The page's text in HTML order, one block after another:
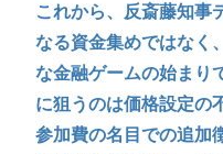
これから、反斎藤知事
なる資金集めではなく
な金融ゲームの始まり
に狙うのは価格設定の
参加費の名目での追加